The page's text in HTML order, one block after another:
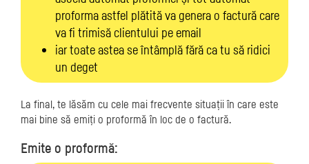
proforma astfel plătită va genera o factură care
va fi trimisă clientului pe email
iar toate astea se întâmplă fără ca tu să ridici
un deget
La final, te lăsăm cu cele mai frecvente situații în care este
mai bine să emiți o proformă în loc de o factură.
Emite o proformă: